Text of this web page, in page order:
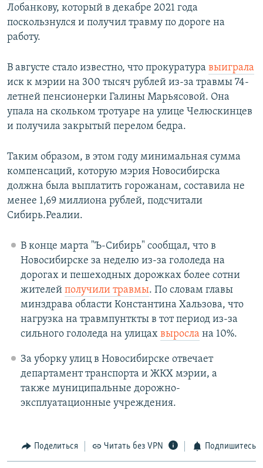
Лобанкову, который в декабре 2021 года
поскользнулся и получил травму по дороге на
работу.
В августе стало известно, что прокуратура выиграла
иск к мэрии на 300 тысяч рублей из-за травмы 74-
летней пенсионерки Галины Марьясовой. Она
упала на скольком тротуаре на улице Челюскинцев
и получила закрытый перелом бедра.
Таким образом, в этом году минимальная сумма
компенсаций, которую мэрия Новосибирска
должна была выплатить горожанам, составила не
менее 1,69 миллиона рублей, подсчитали
Сибирь.Реалии.
В конце марта "Ъ-Сибирь" сообщал, что в
Новосибирске за неделю из-за гололеда на
дорогах и пешеходных дорожках более сотни
жителей получили травмы. По словам главы
минздрава области Константина Хальзова, что
нагрузка на травмпунткты в тот период из-за
сильного гололеда на улицах выросла на 10%.
За уборку улиц в Новосибирске отвечает
департамент транспорта и ЖКХ мэрии, а
также муниципальные дорожно-
эксплуатационные учреждения.
Поделиться Читать без VPN Подпишитесь